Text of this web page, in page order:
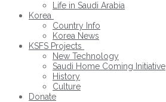
Life in Saudi Arabia
Korea
Country Info
Korea News
KSFS Projects
New Technology
Saudi Home Coming Initiative
History
Culture
Donate